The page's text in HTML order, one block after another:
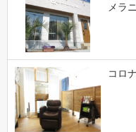
メラ
コロ